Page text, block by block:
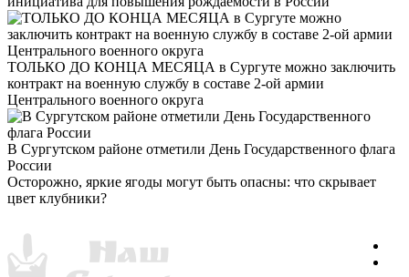
ТОЛЬКО ДО КОНЦА МЕСЯЦА в Сургуте можно заключить
контракт на военную службу в составе 2-ой армии
Центрального военного округа
В Сургутском районе отметили День Государственного флага
России
Осторожно, яркие ягоды могут быть опасны: что скрывает
цвет клубники?